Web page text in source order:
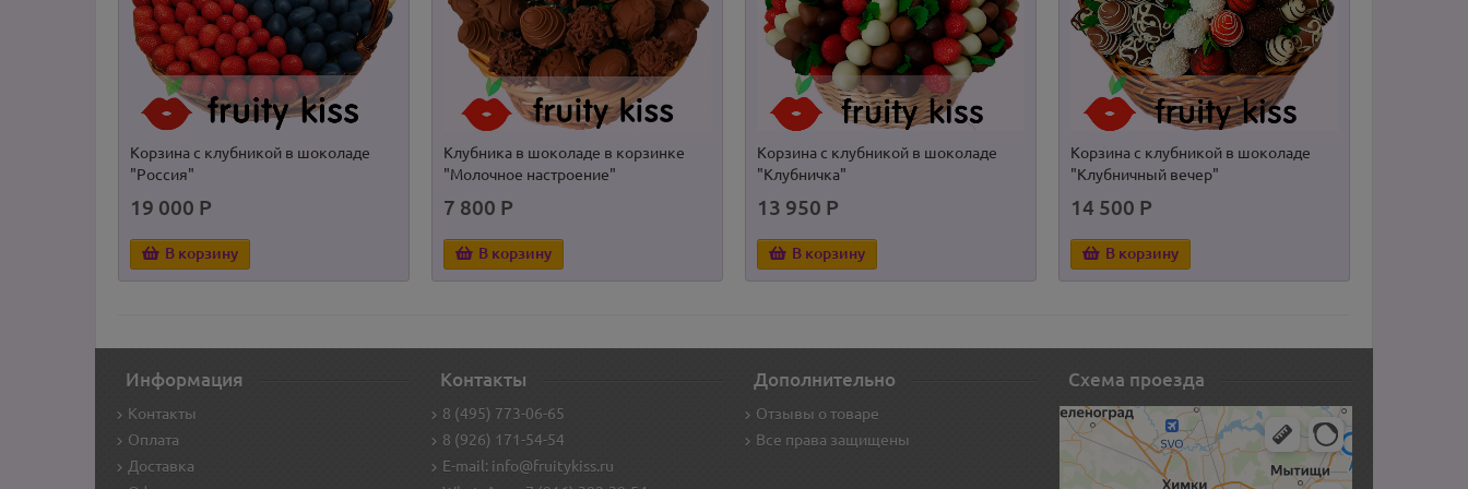
Корзина с клубникой в шоколаде
"Россия"
19 000 Р
В корзину
Клубника в шоколаде в корзинке
"Молочное настроение"
7 800 Р
В корзину
Корзина с клубникой в шоколаде
"Клубничка"
13 950 Р
В корзину
Корзина с клубникой в шоколаде
"Клубничный вечер"
14 500 Р
В корзину
Информация
Контакты
Оплата
Доставка
Контакты
8 (495) 773-06-65
8 (926) 171-54-54
E-mail: info@fruitykiss.ru
Дополнительно
Отзывы о товаре
Все права защищены
Схема проезда